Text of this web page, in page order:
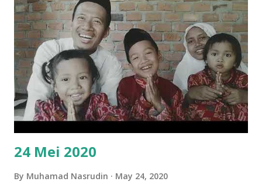
24 Mei 2020
By Muhamad Nasrudin May 24, 2020